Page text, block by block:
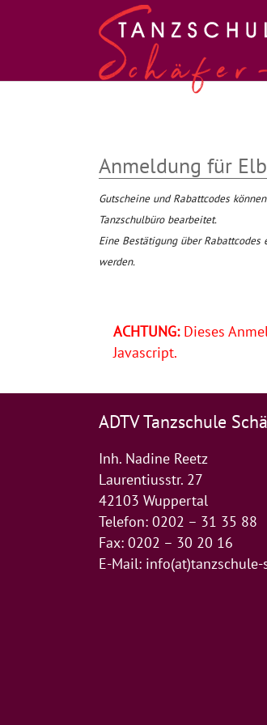
Anmeldung für
Gutscheine und Rabattcodes
Tanzschulbüro bearbeitet.
Eine Bestätigung über
werden.
ACHTUNG:Dieses
Javascript.
ADTV Tanzschule
Inh. Nadine Reetz
Laurentiusstr. 27
42103 Wuppertal
Telefon: 0202 – 31 35 88
Fax: 0202 – 30 20 16
E-Mail: